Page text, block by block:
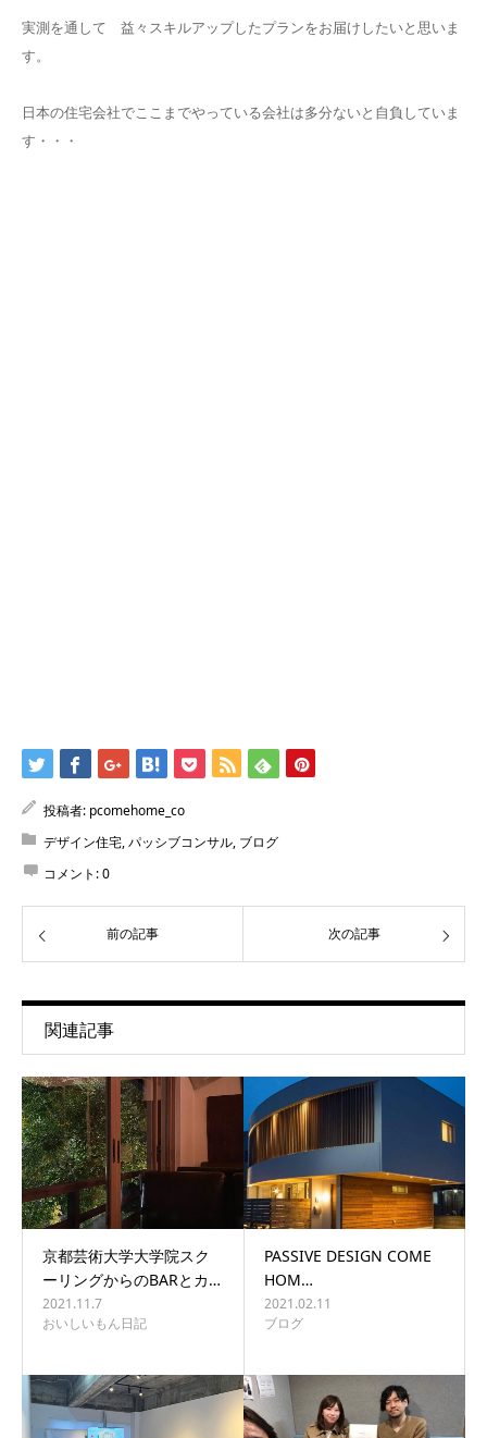
実測を通して 益々スキルアップしたプランをお届けしたいと思いま
す。
日本の住宅会社でここまでやっている会社は多分ないと自負していま
す・・・
投稿者: pcomehome_co
デザイン住宅,パッシブコンサル, ブログ
コメント:0
前の記事 次の記事
関連記事
京都芸術大学大学院スク
ーリングからのBARとカ…
2021.11.7
おいしいもん日記
PASSIVE DESIGN COME
HOM…
2021.02.11
ブログ